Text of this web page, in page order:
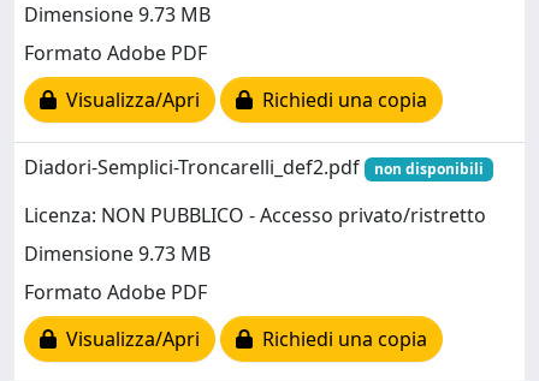
Dimensione 9.73 MB
Formato Adobe PDF
Visualizza/Apri
Richiedi una copia
Diadori-Semplici-Troncarelli_def2.pdf non disponibili
Licenza: NON PUBBLICO - Accesso privato/ristretto
Dimensione 9.73 MB
Formato Adobe PDF
Visualizza/Apri
Richiedi una copia